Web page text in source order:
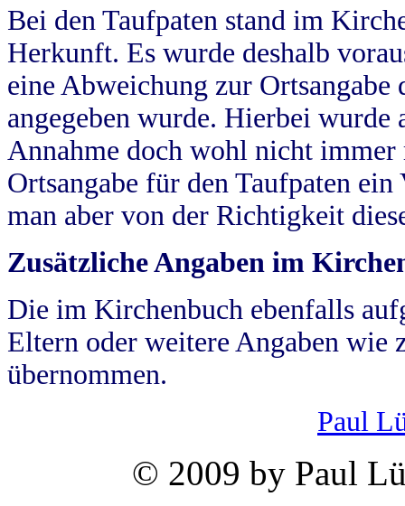
Bei den Taufpaten stand im
Herkunft. Es wurde deshalb
eine Abweichung zur
angegeben wurde. Hierbei wurde
Annahme doch wohl nicht
Ortsangabe für den Taufpaten
man aber von der Richtigkeit
Zusätzliche Angaben im
Die im Kirchenbuch ebenfalls
Eltern oder weitere Angaben wie
übernommen.
Paul
© 2009 by Paul